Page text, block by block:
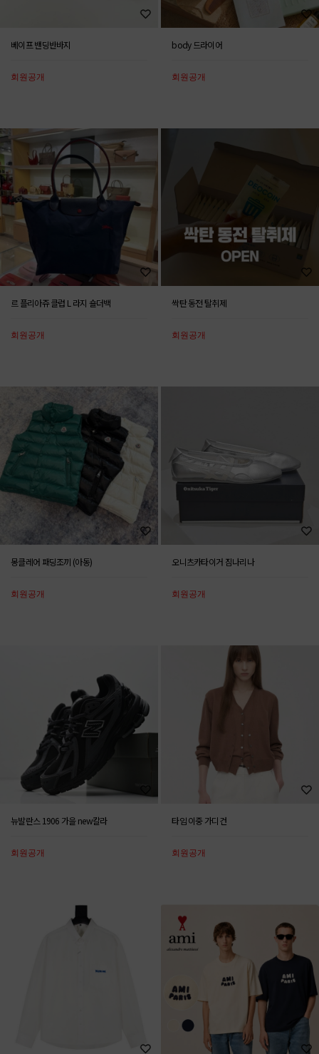
베이프 밴딩반바지
회원공개
body 드라이어
회원공개
르 플리아쥬 클럽 L 라지 숄더백
회원공개
싹탄 동전 탈취제
회원공개
몽클레어 패딩조끼 (아동)
회원공개
오니츠카타이거 짐나리나
회원공개
뉴발란스 1906 가을 new칼라
회원공개
타임 이중 가디건
회원공개